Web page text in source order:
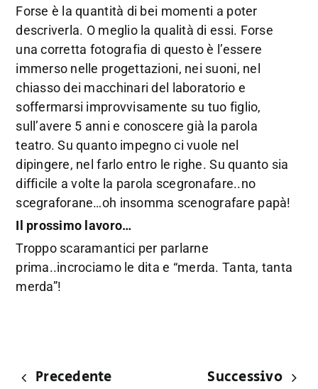
Forse è la quantità di bei momenti a poter
descriverla. O meglio la qualità di essi. Forse
una corretta fotografia di questo è l’essere
immerso nelle progettazioni, nei suoni, nel
chiasso dei macchinari del laboratorio e
soffermarsi improvvisamente su tuo figlio,
sull’avere 5 anni e conoscere già la parola
teatro. Su quanto impegno ci vuole nel
dipingere, nel farlo entro le righe. Su quanto sia
difficile a volte la parola scegronafare..no
scegraforane…oh insomma scenografare papà!
Il prossimo lavoro…
Troppo scaramantici per parlarne
prima..incrociamo le dita e “merda. Tanta, tanta
merda”!
Precedente Successivo